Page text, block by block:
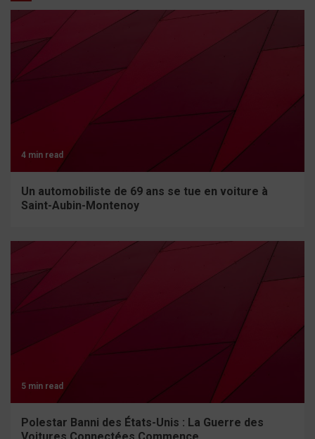
4 min read
Un automobiliste de 69 ans se tue en voiture à
Saint-Aubin-Montenoy
5 min read
Polestar Banni des États-Unis : La Guerre des